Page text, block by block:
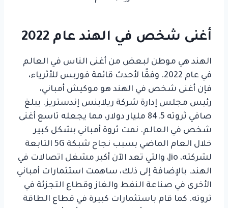
أغنى شخص في الهند عام 2022
الهند هي موطن لبعض من أغنى الناس في العالم
في عام 2022. وفقًا لأحدث قائمة فوربس للأثرياء،
فإن أغنى شخص في الهند هو موكيش أمباني،
رئيس مجلس إدارة شركة ريلاينس إندستريز. يبلغ
صافي ثروته 84.5 مليار دولار، مما يجعله تاسع أغنى
شخص في العالم. نمت ثروة أمباني بشكل كبير
خلال العام الماضي بسبب نجاح شبكة 5G التابعة
لشركته، Jio، والتي تعد الآن أكبر مشغل اتصالات في
الهند. بالإضافة إلى ذلك، ساهمت استثمارات أمباني
الأخرى في صناعة النفط والغاز وقطاع التجزئة في
ثروته. كما قام باستثمارات كبيرة في قطاع الطاقة